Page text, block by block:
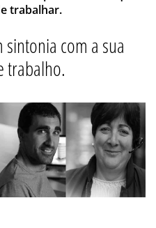
trabalhar.
sintonia com a sua
trabalho.